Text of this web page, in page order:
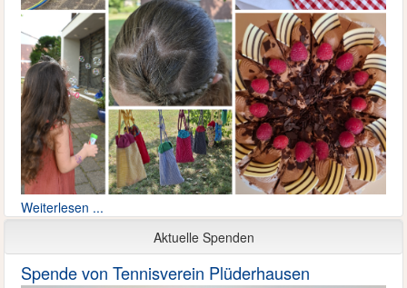
Weiterlesen ...
Aktuelle Spenden
Spende von Tennisverein Plüderhausen